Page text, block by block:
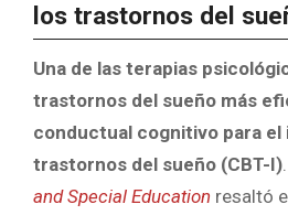
los trastornos del
Una de las terapias
trastornos del sueño más
conductual cognitivo para el
trastornos del sueño (CBT-I)
and Special Education resaltó